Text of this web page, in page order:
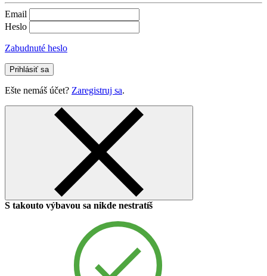
Email
Heslo
Zabudnuté heslo
Prihlásiť sa
Ešte nemáš účet? Zaregistruj sa.
S takouto výbavou sa nikde nestratíš